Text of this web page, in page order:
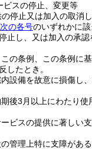
ビスの停止、変更等
停止又は加入の取消
次の各号のいずれかに
止し、又は加入の承
の条例、この条例に
したとき。
設備を故意に損傷し
後3月以上にわたり使
ビスの提供に著しい
管理上特に支障がある